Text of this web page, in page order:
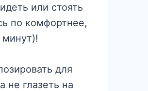
или стоять
по комфортнее,
для
не глазеть на